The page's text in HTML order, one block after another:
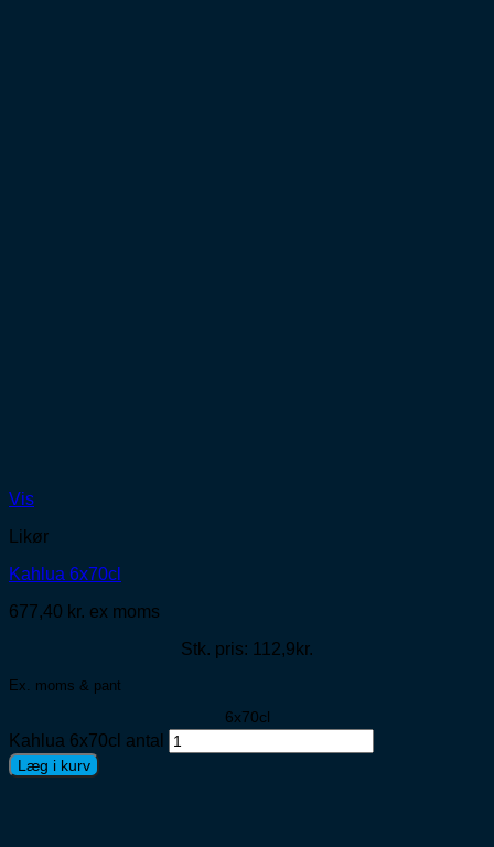
Vis
Likør
Kahlua 6x70cl
677,40 kr. ex moms
Stk. pris: 112,9kr.
Ex. moms & pant
6x70cl
Kahlua 6x70cl antal
Læg i kurv